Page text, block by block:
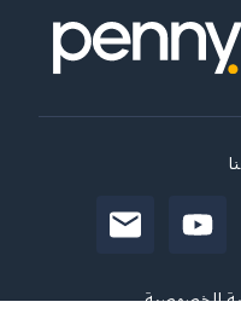
الخصوصية